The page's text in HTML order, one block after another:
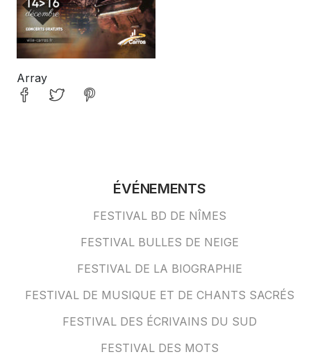
Array
ÉVÉNEMENTS
FESTIVAL BD DE NÎMES
FESTIVAL BULLES DE NEIGE
FESTIVAL DE LA BIOGRAPHIE
FESTIVAL DE MUSIQUE ET DE CHANTS SACRÉS
FESTIVAL DES ÉCRIVAINS DU SUD
FESTIVAL DES MOTS